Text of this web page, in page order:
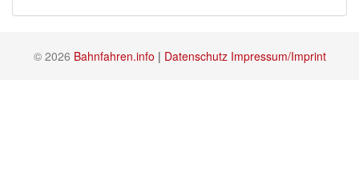
© 2026 Bahnfahren.info | Datenschutz Impressum/Imprint